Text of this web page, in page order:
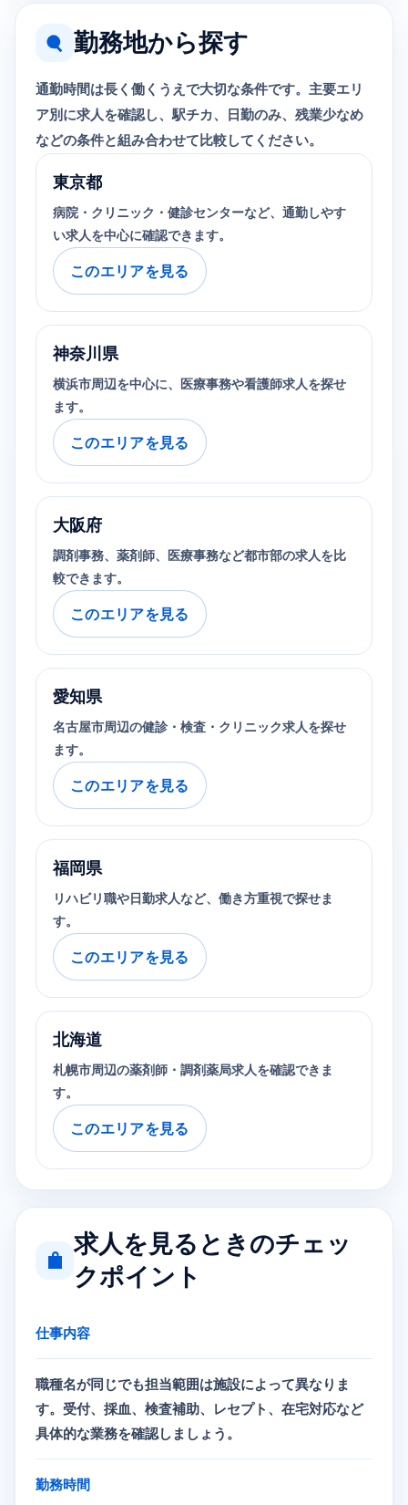
勤務地から探す
通勤時間は長く働くうえで大切な条件です。主要エリ
ア別に求人を確認し、駅チカ、日勤のみ、残業少なめ
などの条件と組み合わせて比較してください。
東京都
病院・クリニック・健診センターなど、通勤しやす
い求人を中心に確認できます。
このエリアを見る
神奈川県
横浜市周辺を中心に、医療事務や看護師求人を探せ
ます。
このエリアを見る
大阪府
調剤事務、薬剤師、医療事務など都市部の求人を比
較できます。
このエリアを見る
愛知県
名古屋市周辺の健診・検査・クリニック求人を探せ
ます。
このエリアを見る
福岡県
リハビリ職や日勤求人など、働き方重視で探せま
す。
このエリアを見る
北海道
札幌市周辺の薬剤師・調剤薬局求人を確認できま
す。
このエリアを見る
求人を見るときのチェッ
クポイント
仕事内容
職種名が同じでも担当範囲は施設によって異なりま
す。受付、採血、検査補助、レセプト、在宅対応など
具体的な業務を確認しましょう。
勤務時間